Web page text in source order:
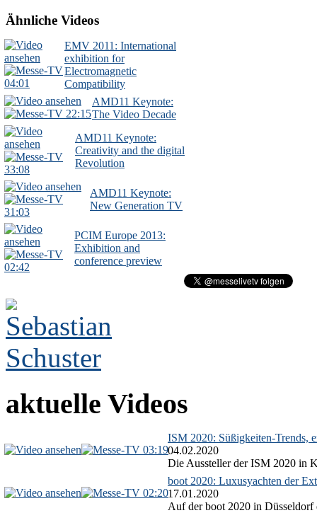
Ähnliche Videos
04:01
EMV 2011: International
exhibition for
Electromagnetic
Compatibility
22:15
AMD11 Keynote:
The Video Decade
33:08
AMD11 Keynote:
Creativity and the digital
Revolution
31:03
AMD11 Keynote:
New Generation TV
02:42
PCIM Europe 2013:
Exhibition and
conference preview
aktuelle Videos
03:19
ISM 2020: Süßigkeiten-Trends,
04.02.2020
Die Aussteller der ISM 2020 in
02:20
boot 2020: Luxusyachten der
17.01.2020
Auf der boot 2020 in Düsseldorf